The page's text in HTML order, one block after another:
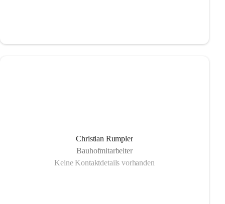
Christian Rumpler
Bauhofmitarbeiter
Keine Kontaktdetails vorhanden